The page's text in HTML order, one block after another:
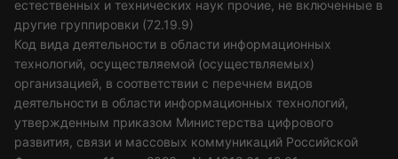
естественных и технических наук прочие, не включенные в
другие группировки (72.19.9)
Код вида деятельности в области информационных
технологий, осуществляемой (осуществляемых)
организацией, в соответствии с перечнем видов
деятельности в области информационных технологий,
утвержденным приказом Министерства цифрового
развития, связи и массовых коммуникаций Российской